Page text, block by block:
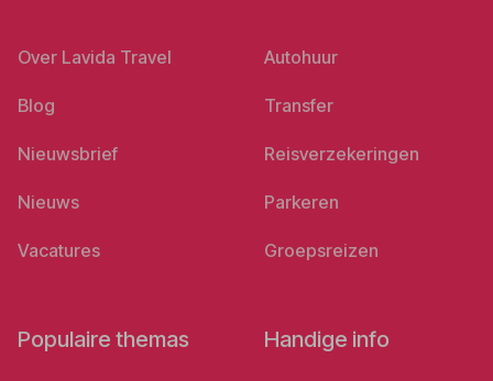
Over Lavida Travel
Blog
Nieuwsbrief
Nieuws
Vacatures
Autohuur
Transfer
Reisverzekeringen
Parkeren
Groepsreizen
Populaire themas Handige info